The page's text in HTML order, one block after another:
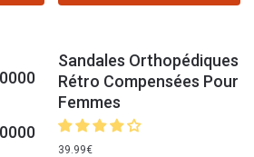
Sandales Orthopédiques
Rétro Compensées Pour
Femmes
39.99€